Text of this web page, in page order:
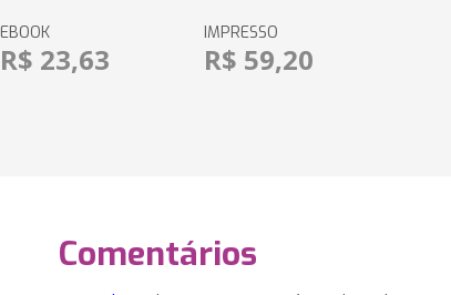
EBOOK
R$ 23,63
IMPRESSO
R$ 59,20
Comentários